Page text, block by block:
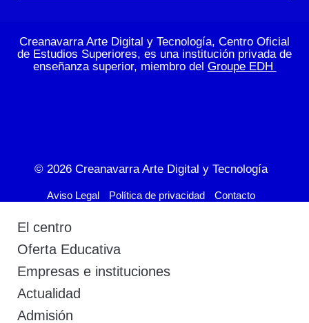
Creanavarra Arte Digital y Tecnología, Centro Oficial
de Estudios Superiores, es una institución privada de
enseñanza superior, miembro del Groupe EDH
© 2026 Creanavarra Arte Digital y Tecnología
Aviso Legal Política de privacidad Contacto
El centro
Oferta Educativa
Empresas e instituciones
Actualidad
Admisión